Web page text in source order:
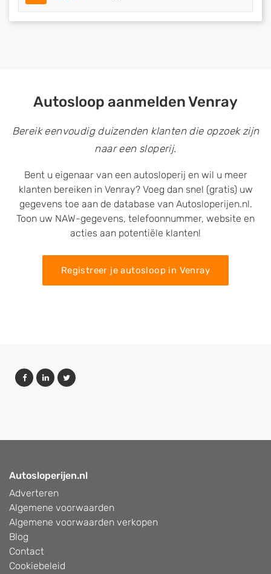
Autosloop aanmelden Venray
Bereik eenvoudig duizenden klanten die opzoek zijn
naar een sloperij.
Bent u eigenaar van een autosloperij en wil u meer
klanten bereiken in Venray? Voeg dan snel (gratis) uw
gegevens toe aan de database van Autosloperijen.nl.
Toon uw NAW-gegevens, telefoonnummer, website en
acties aan potentiële klanten!
Registreer je autosloop in Venray
Autosloperijen.nl
Adverteren
Algemene voorwaarden
Algemene voorwaarden verkopen
Blog
Contact
Cookiebeleid